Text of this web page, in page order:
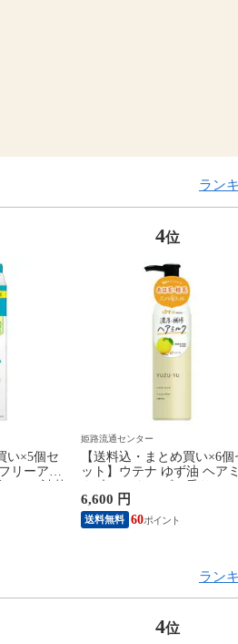
ラン
い×5個セ
リーアン
4位
姫路流通センター
【送料込・まとめ買い×6個
ット】ウテナ ゆず油 ヘア
アウトバストリートメント
6,600 円
送料無料 60
ラン
4位